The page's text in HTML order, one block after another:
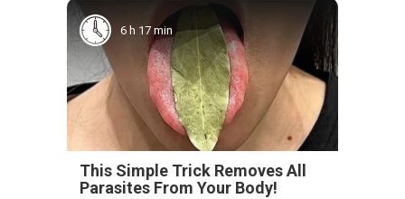
6 h 17 min
This Simple Trick Removes All
Parasites From Your Body!